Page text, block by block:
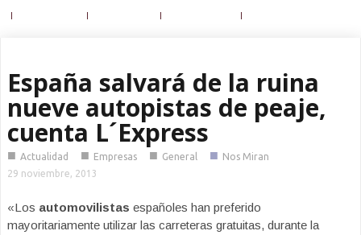
España salvará de la ruina
nueve autopistas de peaje,
cuenta L´Express
■ Actualidad ■ Empresas ■ General ■ Nos Miran
29 noviembre, 2013
«Los automovilistas españoles han preferido
mayoritariamente utilizar las carreteras gratuitas, durante la